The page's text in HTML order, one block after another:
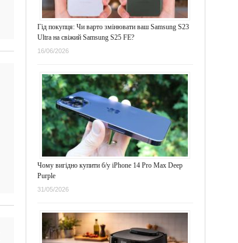
Гід покупця: Чи варто змінювати ваш Samsung S23
Ultra на свіжий Samsung S25 FE?
16/06/2026
Чому вигідно купити б/у iPhone 14 Pro Max Deep
Purple
31/05/2026